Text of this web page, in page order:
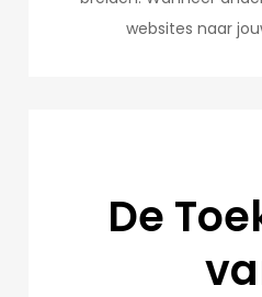
websites naar
De